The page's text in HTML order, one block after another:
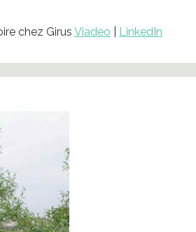
chez Girus Viadeo
LinkedIn